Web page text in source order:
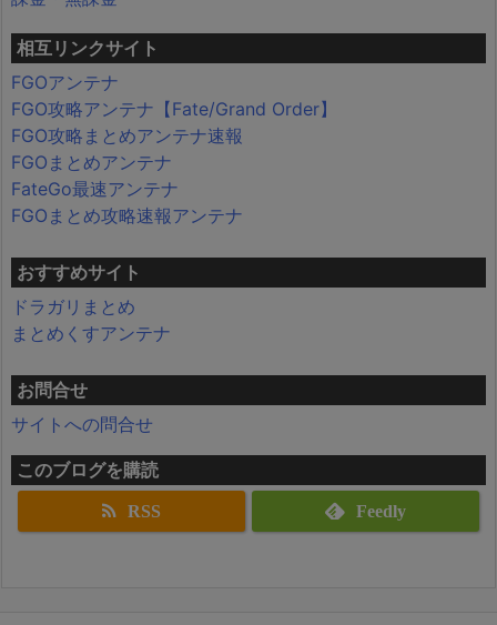
相互リンクサイト
FGOアンテナ
FGO攻略アンテナ【Fate/Grand Order】
FGO攻略まとめアンテナ速報
FGOまとめアンテナ
FateGo最速アンテナ
FGOまとめ攻略速報アンテナ
おすすめサイト
ドラガリまとめ
まとめくすアンテナ
お問合せ
サイトへの問合せ
このブログを購読
RSS Feedly